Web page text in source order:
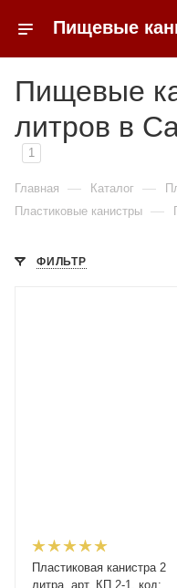
Пищевые
литров в
1
Главная — Каталог —
Пластиковые канистры —
ФИЛЬТР
Пластиковая канистра 2
литра, арт. КП 2-1, код: